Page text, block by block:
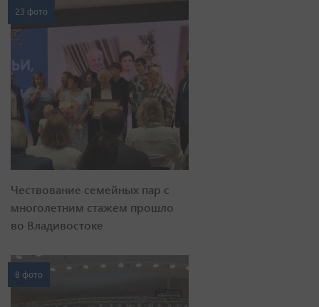
23 фото
Чествование семейных пар с
многолетним стажем прошло
во Владивостоке
8 фото